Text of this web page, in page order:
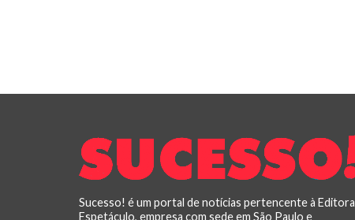
Sucesso! é um portal de notícias pertencente à Editora
Espetáculo, empresa com sede em São Paulo e